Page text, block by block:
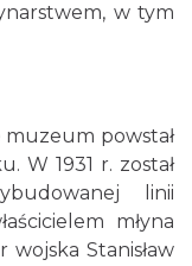
w tym
muzeum powstał
W 1931 r. został
linii
młyna
wojska Stanisław